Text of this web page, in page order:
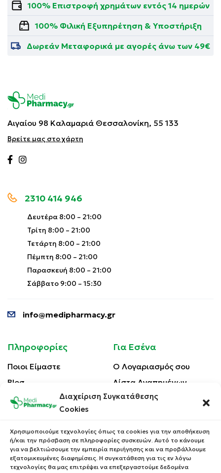
Διαχείριση Συγκατάθεσης
Cookies
Χρησιμοποιούμε τεχνολογίες όπως τα cookies για την αποθήκευση
ή/και την πρόσβαση σε πληροφορίες συσκευών. Αυτό το κάνουμε
για να βελτιώσουμε την εμπειρία περιήγησης και να προβάλλουμε
εξατομικευμένες διαφημίσεις. Η συγκατάθεση για τις εν λόγω
τεχνολογίες θα μας επιτρέψει να επεξεργαστούμε δεδομένα
100% Επιστροφή χρημάτων εντός 14 ημερών
100% Φιλική Εξυπηρέτηση & Υποστήριξη
Δωρεάν Μεταφορικά με αγορές άνω των 49€
Αιγαίου 98 Καλαμαριά Θεσσαλονίκη, 55 133
Βρείτε μας στο χάρτη
2310 414 946
Δευτέρα 8:00 – 21:00
Τρίτη 8:00 – 21:00
Τετάρτη 8:00 – 21:00
Πέμπτη 8:00 – 21:00
Παρασκευή 8:00 – 21:00
Σάββατο 9:00 – 15:30
info@medipharmacy.gr
Πληροφορίες
Ποιοι Είμαστε
Blog
Επικοινωνία
Πολιτική Απορρήτου
Τρόποι Αποστολής
Για Εσένα
Ο Λογαριασμός σου
Λίστα Αγαπημένων
Οι Παραγγελίες σου
Κέρδισε Κουπόνι
Έκπτωσης